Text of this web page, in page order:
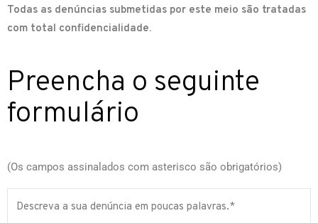
Todas as denúncias submetidas por este meio são tratadas
com total confidencialidade.
Preencha o seguinte
formulário
(Os campos assinalados com asterisco são obrigatórios)